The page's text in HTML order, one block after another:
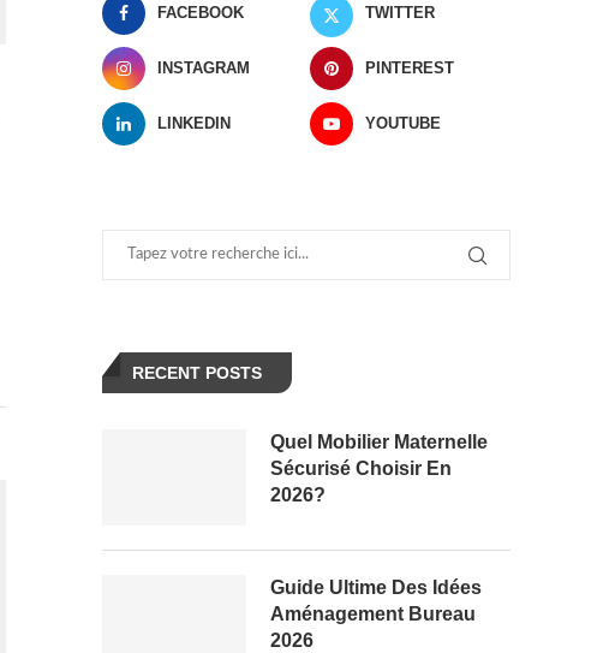
FACEBOOK TWITTER
INSTAGRAM PINTEREST
LINKEDIN YOUTUBE
RECENT POSTS
Quel Mobilier Maternelle
Sécurisé Choisir En
2026?
Guide Ultime Des Idées
Aménagement Bureau
2026